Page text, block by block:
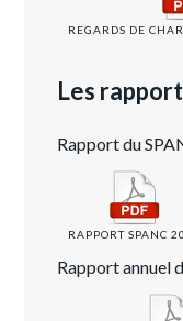
REGARDS DE
Les
Rapport du
RAPPORT SPANC
Rapport annuel